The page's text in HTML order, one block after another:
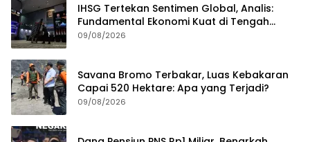
IHSG Tertekan Sentimen Global, Analis:
Fundamental Ekonomi Kuat di Tengah
Volatilitas
09/08/2026
Savana Bromo Terbakar, Luas Kebakaran
Capai 520 Hektare: Apa yang Terjadi?
09/08/2026